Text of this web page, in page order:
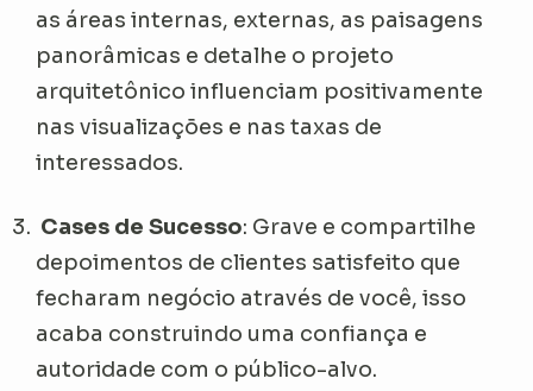
as áreas internas, externas, as paisagens
panorâmicas e detalhe o projeto
arquitetônico influenciam positivamente
nas visualizações e nas taxas de
interessados.
Cases de Sucesso: Grave e compartilhe
depoimentos de clientes satisfeito que
fecharam negócio através de você, isso
acaba construindo uma confiança e
autoridade com o público-alvo.